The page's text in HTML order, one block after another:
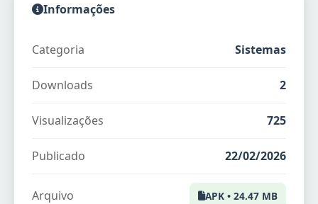
Informações
Categoria Sistemas
Downloads 2
Visualizações 725
Publicado 22/02/2026
Arquivo APK • 24.47 MB